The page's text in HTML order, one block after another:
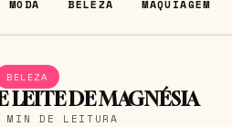
MODA BELEZA MAQUIAGEM
BELEZA
LEITE DE MAGNÉSIA
MIN DE LEITURA